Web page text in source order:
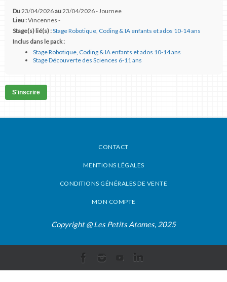
Du23/04/2026au23/04/2026 - Journee
Lieu :Vincennes -
Stage(s) lié(s) :Stage Robotique, Coding & IA enfants et ados 10-14 ans
Inclus dans le pack :
Stage Robotique, Coding & IA enfants et ados 10-14 ans
Stage Découverte des Sciences 6-11 ans
S'inscrire
CONTACT
MENTIONS LÉGALES
CONDITIONS GÉNÉRALES DE VENTE
MON COMPTE
Copyright @ Les Petits Atomes, 2025